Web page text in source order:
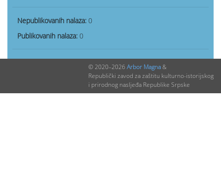
Nepublikovanih nalaza: 0
Publikovanih nalaza: 0
© 2020–2026 Arbor Magna&
Republički zavod za zaštitu kulturno-istorijskog
i prirodnog nasljeđa Republike Srpske